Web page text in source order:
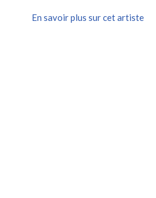
En savoir plus sur cet artiste